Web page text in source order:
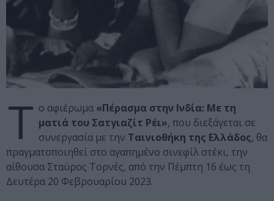
Τ ο αφιέρωμα «Πέρασμα στην Ινδία: Με τη
ματιά του Σατγιαζίτ Ρέι», που διεξάγεται σε
συνεργασία με την Ταινιοθήκη της Ελλάδος, θα
πραγματοποιηθεί στο αγαπημένο σινεφίλ στέκι, την
αίθουσα Σταύρος Τορνές, από την Πέμπτη 16 έως τη
Δευτέρα 20 Φεβρουαρίου 2023.